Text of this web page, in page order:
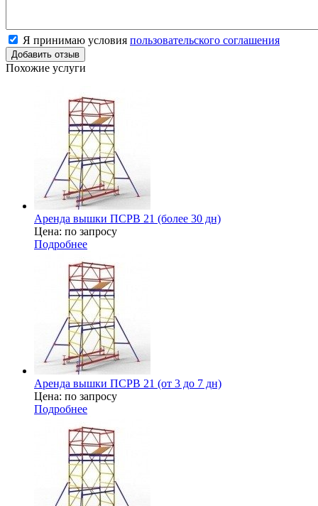
Я принимаю условия пользовательского соглашения
Похожие услуги
Аренда вышки ПСРВ 21 (более 30 дн)
Цена: по запросу
Подробнее
Аренда вышки ПСРВ 21 (от 3 до 7 дн)
Цена: по запросу
Подробнее